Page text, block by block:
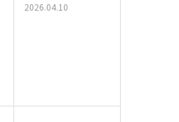
2026.04.10